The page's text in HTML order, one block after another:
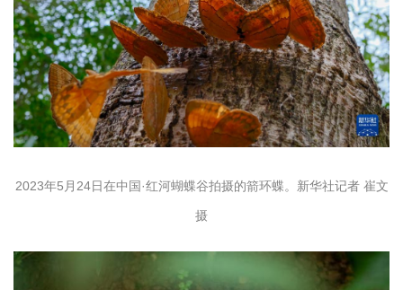
2023年5月24日在中国·红河蝴蝶谷拍摄的箭环蝶。新华社记者 崔文
摄